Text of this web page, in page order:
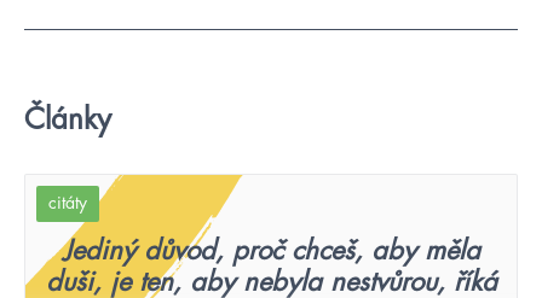
Články
citáty
Jediný důvod, proč chceš, aby měla
duši, je ten, aby nebyla nestvůrou, říká